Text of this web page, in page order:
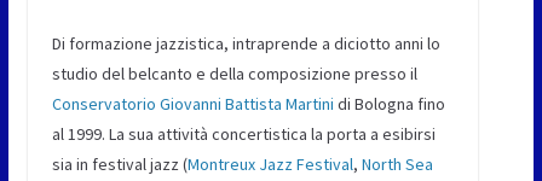
Di formazione jazzistica, intraprende a diciotto anni lo
studio del belcanto e della composizione presso il
Conservatorio Giovanni Battista Martini di Bologna fino
al 1999. La sua attività concertistica la porta a esibirsi
sia in festival jazz (Montreux Jazz Festival, North Sea